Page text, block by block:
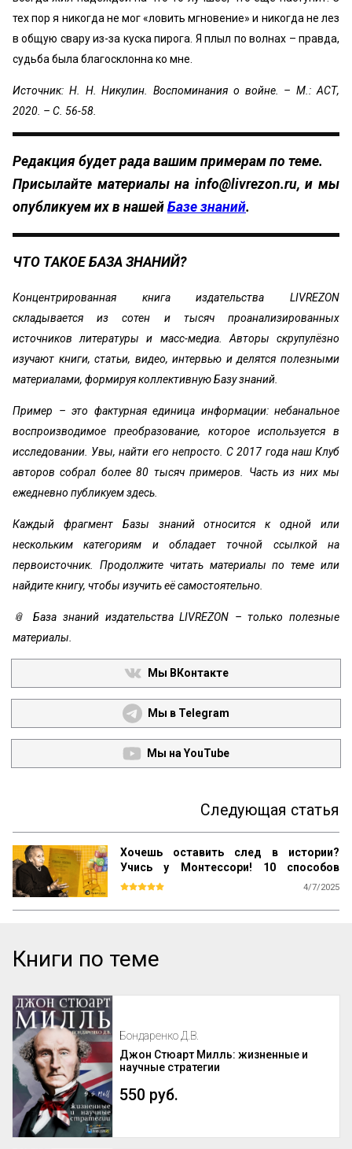
тех пор я никогда не мог «ловить мгновение» и никогда не лез
в общую свару из-за куска пирога. Я плыл по волнах – правда,
судьба была благосклонна ко мне.
Источник: Н. Н. Никулин. Воспоминания о войне. – М.: АСТ,
2020. – С. 56-58.
Редакция будет рада вашим примерам по теме.
Присылайте материалы на info@livrezon.ru, и мы
опубликуем их в нашей Базе знаний.
ЧТО ТАКОЕ БАЗА ЗНАНИЙ?
Концентрированная книга издательства LIVREZON
складывается из сотен и тысяч проанализированных
источников литературы и масс-медиа. Авторы скрупулёзно
изучают книги, статьи, видео, интервью и делятся полезными
материалами, формируя коллективную Базу знаний.
Пример – это фактурная единица информации: небанальное
воспроизводимое преобразование, которое используется в
исследовании. Увы, найти его непросто. С 2017 года наш Клуб
авторов собрал более 80 тысяч примеров. Часть из них мы
ежедневно публикуем здесь.
Каждый фрагмент Базы знаний относится к одной или
нескольким категориям и обладает точной ссылкой на
первоисточник. Продолжите читать материалы по теме или
найдите книгу, чтобы изучить её самостоятельно.
📎 База знаний издательства LIVREZON – только полезные
материалы.
Мы ВКонтакте
Мы в Telegram
Мы на YouTube
Следующая статья
Хочешь оставить след в истории?
Учись у Монтессори! 10 способов
сохранить наследие
4/7/2025
распространение? Как убедиться, что
ваш труд продолжат будущие
можно найти, изучив опыт Марии
воспитания, но и создал механизм её
сохранения и развития по всему миру.
Эти вопросы особенно актуальны для
разрабатывают авторские методики, но
сталкиваются с трудностями в их
Книги по теме
Бондаренко Д.В.
Джон Стюарт Милль: жизненные и
научные стратегии
550 руб.